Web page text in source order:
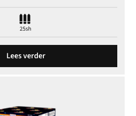
25sh
Lees verder